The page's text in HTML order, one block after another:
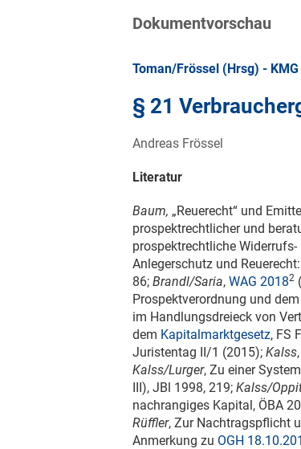
Dokumentvorschau
Toman/Frössel (Hrsg) -
§ 21
Andreas Frössel
Literatur
Baum, „Reuerecht“ und
prospektrechtlicher und
prospektrechtliche
Anlegerschutz und
86; Brandl/Saria, WAG 20182
Prospektverordnung und dem
im Handlungsdreieck von
dem Kapitalmarktgesetz, FS
Juristentag II/1 (2015); Kalss
Kalss/Lurger, Zu einer
III), JBl 1998, 219; Kalss/
nachrangiges Kapital, ÖBA
Rüffler, Zur Nachtragspflicht
Anmerkung zu OGH